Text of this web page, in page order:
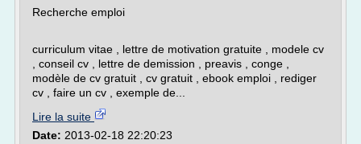
Recherche emploi
curriculum vitae , lettre de motivation gratuite , modele cv
, conseil cv , lettre de demission , preavis , conge ,
modèle de cv gratuit , cv gratuit , ebook emploi , rediger
cv , faire un cv , exemple de...
Lire la suite
Date: 2013-02-18 22:20:23